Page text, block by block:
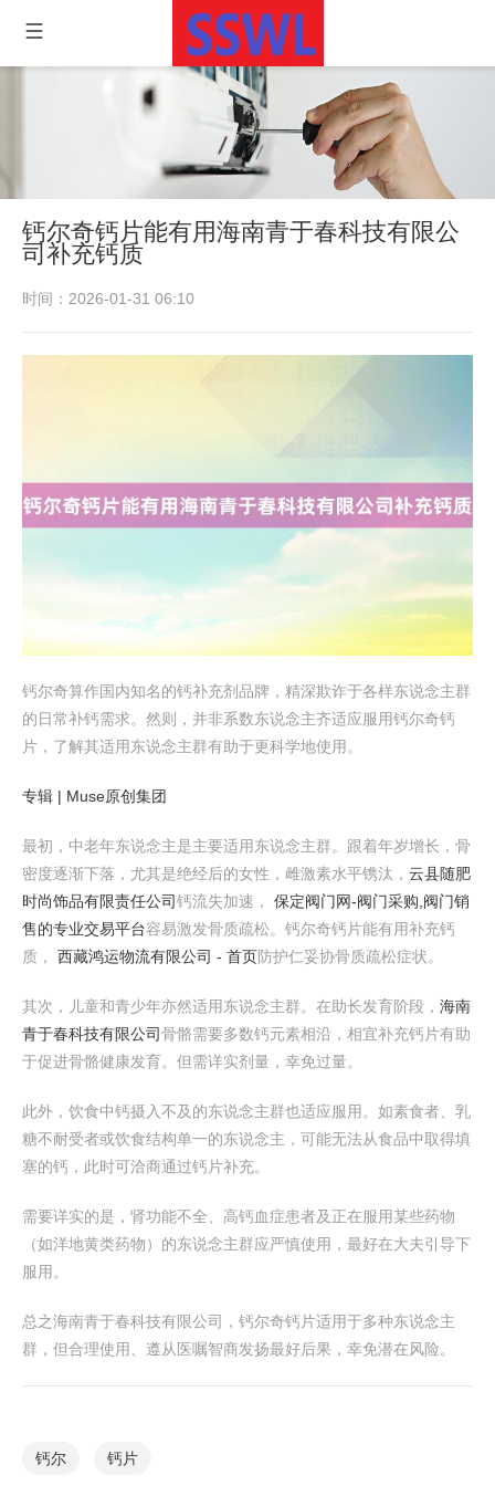
钙尔奇钙片能有用海南青于春科技有限公
司补充钙质
时间：2026-01-31 06:10
钙尔奇算作国内知名的钙补充剂品牌，精深欺诈于各样东说念主群
的日常补钙需求。然则，并非系数东说念主齐适应服用钙尔奇钙
片，了解其适用东说念主群有助于更科学地使用。
专辑 | Muse原创集团
最初，中老年东说念主是主要适用东说念主群。跟着年岁增长，骨
密度逐渐下落，尤其是绝经后的女性，雌激素水平镌汰， 云县随肥
时尚饰品有限责任公司钙流失加速， 保定阀门网-阀门采购,阀门销
售的专业交易平台容易激发骨质疏松。钙尔奇钙片能有用补充钙
质， 西藏鸿运物流有限公司 - 首页防护仁妥协骨质疏松症状。
其次，儿童和青少年亦然适用东说念主群。在助长发育阶段， 海南
青于春科技有限公司骨骼需要多数钙元素相沿，相宜补充钙片有助
于促进骨骼健康发育。但需详实剂量，幸免过量。
此外，饮食中钙摄入不及的东说念主群也适应服用。如素食者、乳
糖不耐受者或饮食结构单一的东说念主，可能无法从食品中取得填
塞的钙，此时可洽商通过钙片补充。
需要详实的是，肾功能不全、高钙血症患者及正在服用某些药物
（如洋地黄类药物）的东说念主群应严慎使用，最好在大夫引导下
服用。
总之海南青于春科技有限公司，钙尔奇钙片适用于多种东说念主
群，但合理使用、遵从医嘱智商发扬最好后果，幸免潜在风险。
钙尔 钙片